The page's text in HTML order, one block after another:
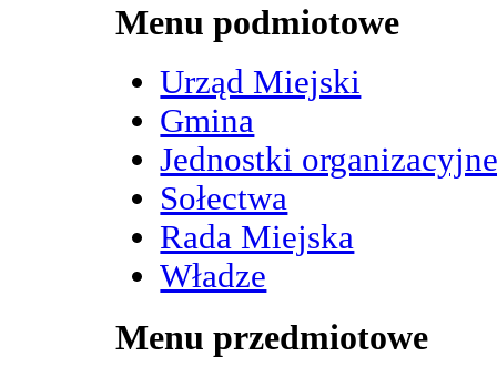
Menu podmiotowe
Urząd Miejski
Gmina
Jednostki
Sołectwa
Rada Miejska
Władze
Menu przedmiotowe